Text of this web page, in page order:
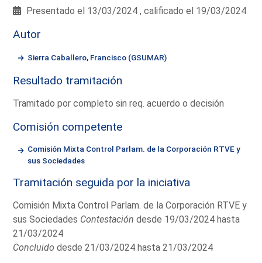
Presentado el 13/03/2024 , calificado el 19/03/2024
Autor
Sierra Caballero, Francisco (GSUMAR)
Resultado tramitación
Tramitado por completo sin req. acuerdo o decisión
Comisión competente
Comisión Mixta Control Parlam. de la Corporación RTVE y
sus Sociedades
Tramitación seguida por la iniciativa
Comisión Mixta Control Parlam. de la Corporación RTVE y
sus Sociedades Contestación desde 19/03/2024 hasta
21/03/2024
Concluido desde 21/03/2024 hasta 21/03/2024